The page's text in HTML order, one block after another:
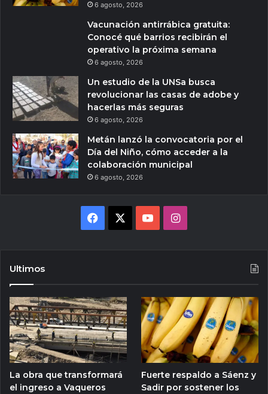
6 agosto, 2026
Vacunación antirrábica gratuita:
Conocé qué barrios recibirán el
operativo la próxima semana
6 agosto, 2026
Un estudio de la UNSa busca
revolucionar las casas de adobe y
hacerlas más seguras
6 agosto, 2026
Metán lanzó la convocatoria por el
Día del Niño, cómo acceder a la
colaboración municipal
6 agosto, 2026
Facebook YouTubeInstagram
Ultimos
La obra que transformará
el ingreso a Vaqueros
Fuerte respaldo a Sáenz y
Sadir por sostener los